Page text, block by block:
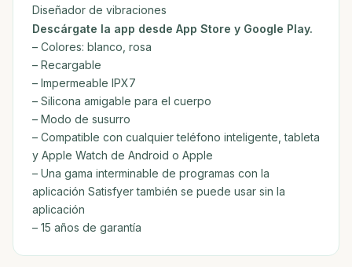
Diseñador de vibraciones
Descárgate la app desde App Store y Google Play.
– Colores: blanco, rosa
– Recargable
– Impermeable IPX7
– Silicona amigable para el cuerpo
– Modo de susurro
– Compatible con cualquier teléfono inteligente, tableta
y Apple Watch de Android o Apple
– Una gama interminable de programas con la
aplicación Satisfyer también se puede usar sin la
aplicación
– 15 años de garantía